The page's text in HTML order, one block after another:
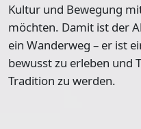
Kultur und Bewegung
möchten. Damit ist der
ein Wanderweg – er ist
bewusst zu erleben und
Tradition zu werden.